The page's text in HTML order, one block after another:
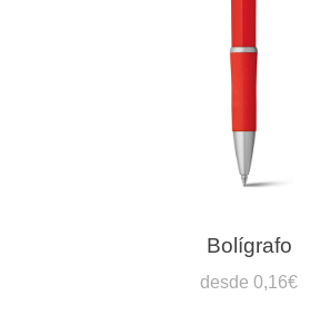
Bolígrafo
desde 0,16€